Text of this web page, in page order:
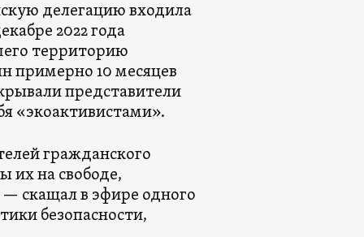
делегацию входила
2022 года
территорию
примерно 10 месяцев
представители
«экоактивистами».
гражданского
их на свободе,
скащал в эфире одного
безопасности,